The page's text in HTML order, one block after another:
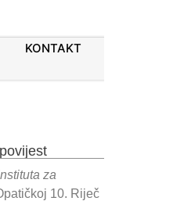
KONTAKT
za
10. Riječ